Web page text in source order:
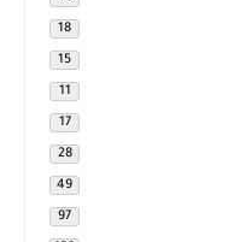
18
15
11
17
28
49
97